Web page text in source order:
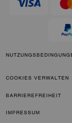
COOKIES VERWALTEN
BARRIEREFREIHEIT
IMPRESSUM